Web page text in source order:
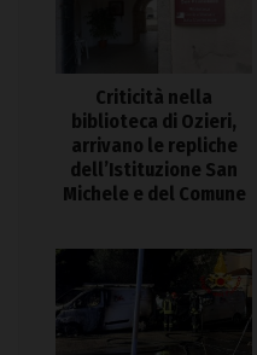
Criticità nella
biblioteca di Ozieri,
arrivano le repliche
dell’Istituzione San
Michele e del Comune